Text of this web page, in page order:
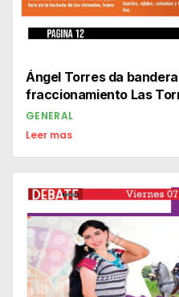
Ángel Torres da
fraccionamiento Las
GENERAL
Leer mas